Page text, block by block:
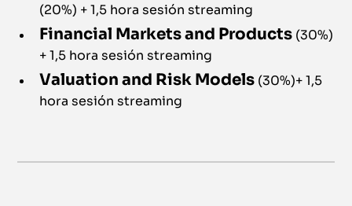
(20%) + 1,5 hora sesión streaming
Financial Markets and Products (30%)
+ 1,5 hora sesión streaming
Valuation and Risk Models (30%)+ 1,5
hora sesión streaming